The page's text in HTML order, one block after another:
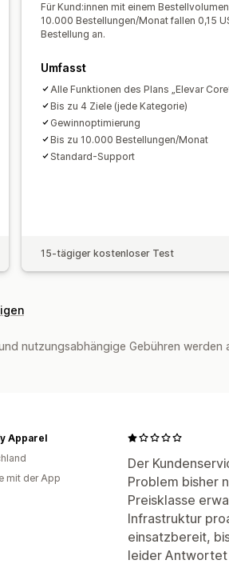
Für Kund:innen mit einem
10.000 Bestellungen/Monat fallen 0,15
Bestellung an.
Umfasst
Alle Funktionen des Plans „Elevar
Bis zu 4 Ziele (jede Kategorie)
Gewinnoptimierung
Bis zu 10.000 Bestellungen/Monat
Standard-Support
15-tägiger kostenloser Test
nutzungsabhängige Gebühren werden
Der
Problem bisher
Preisklasse
Infrastruktur
einsatzbereit,
leider Antwortet
Apparel
mit der App